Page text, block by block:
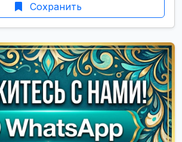
Сохранить